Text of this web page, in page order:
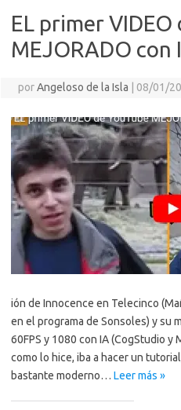
EL primer VIDEO
MEJORADO con
porAngeloso de la Isla 08/01/
ión de Innocence en Telecinco
en el programa de Sonsoles) y su
60FPS y 1080 con IA (CogStudio
como lo hice, iba a hacer un
bastante moderno… Leer más »